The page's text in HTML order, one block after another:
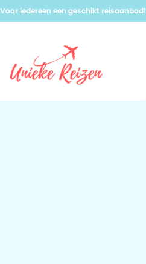
Voor iedereen een geschikt reisaanbod!